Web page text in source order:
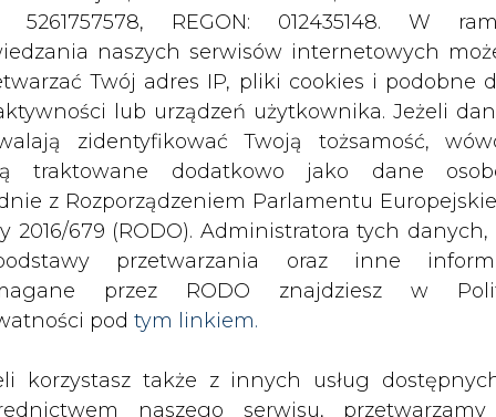
ZMIANY KADROWE NA RYNKU
naszych serwisów internetowych
Twój adres IP, pliki cookies i podobne
lub urządzeń użytkownika. Jeżeli
zidentyfikować Twoją tożsamość,
traktowane dodatkowo jako dane
z Rozporządzeniem Parlamentu
2016/679 (RODO). Administratora tych danych,
przetwarzania oraz inne
przez RODO znajdziesz w
podtym linkiem.
naszego serwisu,
dane osobowe podane przy zakładaniu
gazowe sieroty